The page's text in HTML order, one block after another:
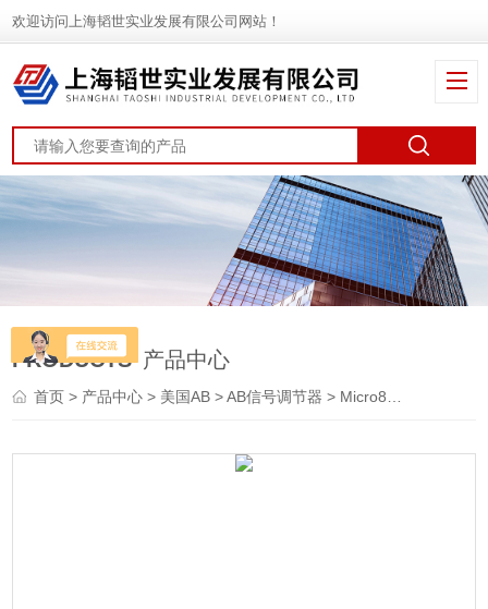
欢迎访问上海韬世实业发展有限公司网站！
PRODUCTS 产品中心
首页> 产品中心 > 美国AB >AB信号调节器 > Micro800 PLC美国AB罗克韦尔插件模块和附件